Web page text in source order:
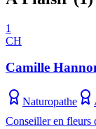
1
CH
Camille
Naturopathe
Conseiller en fleurs